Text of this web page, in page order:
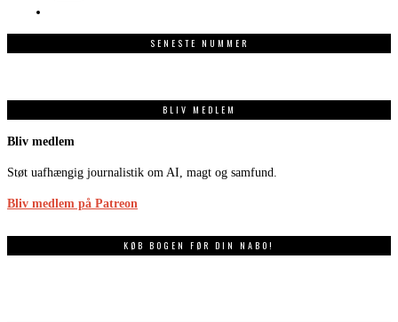
SENESTE NUMMER
BLIV MEDLEM
Bliv medlem
Støt uafhængig journalistik om AI, magt og samfund.
Bliv medlem på Patreon
KØB BOGEN FØR DIN NABO!